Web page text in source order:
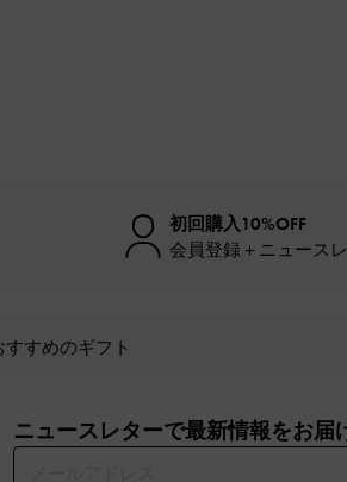
初回購入10%OFF
会員登録＋ニュース
すすめのギフト
ニュースレターで最新情報をお届